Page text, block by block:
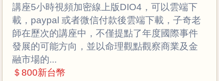
講座5小時視頻加密線上版DIO4，可以雲端下
載，paypal 或者微信付款後雲端下載，子奇老
師在歷次的講座中，不僅提點了年度國際事件
發展的可能方向，並以命理觀點觀察商業及金
融市場的...
＄800新台幣